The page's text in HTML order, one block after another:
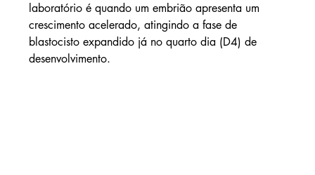
laboratório é quando um embrião apresenta um
crescimento acelerado, atingindo a fase de
blastocisto expandido já no quarto dia (D4) de
desenvolvimento.